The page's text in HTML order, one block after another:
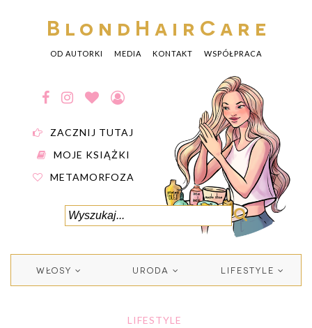
BlondHairCare
OD AUTORKI MEDIA KONTAKT WSPÓŁPRACA
ZACZNIJ TUTAJ
MOJE KSIĄŻKI
METAMORFOZA
WŁOSY URODA LIFESTYLE
LIFESTYLE